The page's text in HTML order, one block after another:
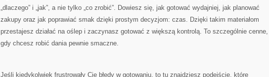
„dlaczego” i „jak”, a nie tylko „co zrobić”. Dowiesz się, jak gotować wydajniej, jak planować
zakupy oraz jak poprawiać smak dzięki prostym decyzjom: czas. Dzięki takim materiałom
przestajesz działać na oślep i zaczynasz gotować z większą kontrolą. To szczególnie cenne,
gdy chcesz robić dania pewnie smaczne.
Jeśli kiedykolwiek frustrowały Cię błędy w gotowaniu, to tu znajdziesz podejście, które